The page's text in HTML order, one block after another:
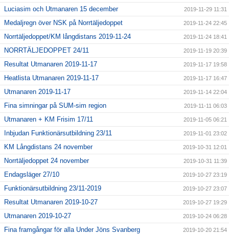
Luciasim och Utmanaren 15 december 2019-11-29 11:31
Medaljregn över NSK på Norrtäljedoppet 2019-11-24 22:45
Norrtäljedoppet/KM långdistans 2019-11-24 2019-11-24 18:41
NORRTÄLJEDOPPET 24/11 2019-11-19 20:39
Resultat Utmanaren 2019-11-17 2019-11-17 19:58
Heatlista Utmanaren 2019-11-17 2019-11-17 16:47
Utmanaren 2019-11-17 2019-11-14 22:04
Fina simningar på SUM-sim region 2019-11-11 06:03
Utmanaren + KM Frisim 17/11 2019-11-05 06:21
Inbjudan Funktionärsutbildning 23/11 2019-11-01 23:02
KM Långdistans 24 november 2019-10-31 12:01
Norrtäljedoppet 24 november 2019-10-31 11:39
Endagsläger 27/10 2019-10-27 23:19
Funktionärsutbildning 23/11-2019 2019-10-27 23:07
Resultat Utmanaren 2019-10-27 2019-10-27 19:29
Utmanaren 2019-10-27 2019-10-24 06:28
Fina framgångar för alla Under Jöns Svanberg 2019-10-20 21:54